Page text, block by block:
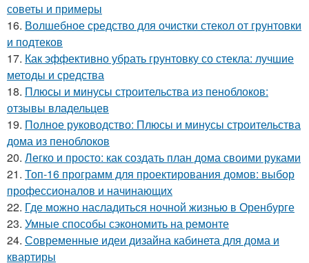
советы и примеры
16. Волшебное средство для очистки стекол от грунтовки
и подтеков
17. Как эффективно убрать грунтовку со стекла: лучшие
методы и средства
18. Плюсы и минусы строительства из пеноблоков:
отзывы владельцев
19. Полное руководство: Плюсы и минусы строительства
дома из пеноблоков
20. Легко и просто: как создать план дома своими руками
21. Топ-16 программ для проектирования домов: выбор
профессионалов и начинающих
22. Где можно насладиться ночной жизнью в Оренбурге
23. Умные способы сэкономить на ремонте
24. Современные идеи дизайна кабинета для дома и
квартиры